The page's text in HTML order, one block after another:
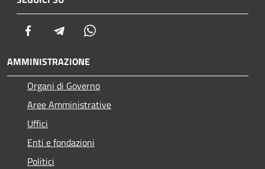
Facebook Telegram
AMMINISTRAZIONE
Organi di Governo
Aree Amministrative
Uffici
Enti e fondazioni
Politici